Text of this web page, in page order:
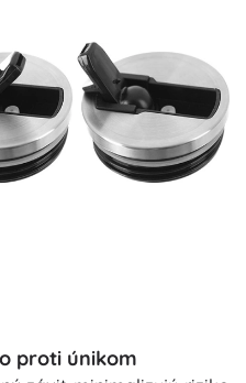
proti únikom